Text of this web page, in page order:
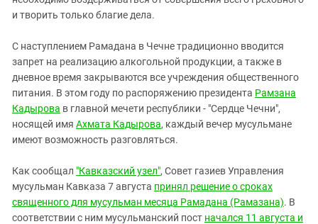
и творить только благие дела.
С наступлением Рамадана в Чечне традиционно вводится
запрет на реализацию алкогольной продукции, а также в
дневное время закрываются все учреждения общественного
питания. В этом году по распоряжению президента Рамзана
Кадырова в главной мечети республики - "Сердце Чечни",
носящей имя Ахмата Кадырова, каждый вечер мусульмане
имеют возможность разговляться.
Как сообщал "Кавказский узел", Совет газиев Управления
мусульман Кавказа 7 августа принял решение о сроках
священного для мусульман месяца Рамадана (Рамазана). В
соответствии с ним мусульманский пост начался 11 августа и